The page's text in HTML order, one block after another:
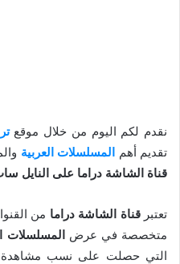
نقدم لكم اليوم من خلال موقع
تقديم أهم المسلسلات العربية
قناة الشاشة دراما على النايل
تعتبرقناة الشاشة دراما من
متخصصة في عرضالمسلسلات
التي حصلت على نسب مشاهدة